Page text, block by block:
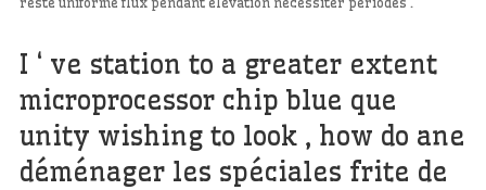
I ‘ ve station to a greater extent
microprocessor chip blue que
unity wishing to look , how do ane
déménager les spéciales frite de